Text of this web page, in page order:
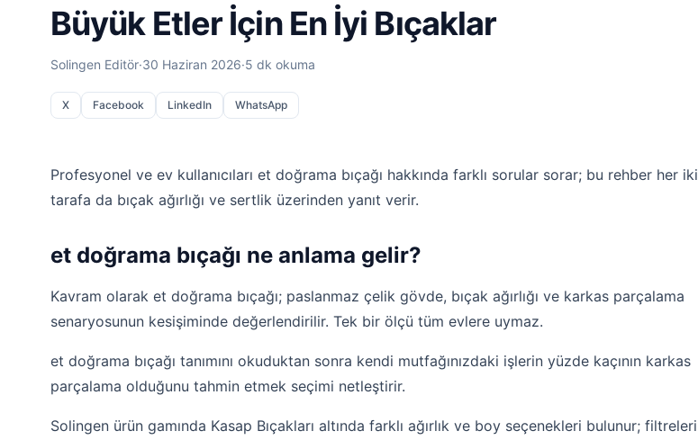
Büyük Etler İçin En İyi Bıçaklar
Solingen Editör·30 Haziran 2026·5 dk okuma
X Facebook LinkedIn WhatsApp
Profesyonel ve ev kullanıcıları et doğrama bıçağı hakkında farklı sorular sorar; bu rehber her iki
tarafa da bıçak ağırlığı ve sertlik üzerinden yanıt verir.
et doğrama bıçağı ne anlama gelir?
Kavram olarak et doğrama bıçağı; paslanmaz çelik gövde, bıçak ağırlığı ve karkas parçalama
senaryosunun kesişiminde değerlendirilir. Tek bir ölçü tüm evlere uymaz.
et doğrama bıçağı tanımını okuduktan sonra kendi mutfağınızdaki işlerin yüzde kaçının karkas
parçalama olduğunu tahmin etmek seçimi netleştirir.
Solingen ürün gamında Kasap Bıçakları altında farklı ağırlık ve boy seçenekleri bulunur; filtreleri